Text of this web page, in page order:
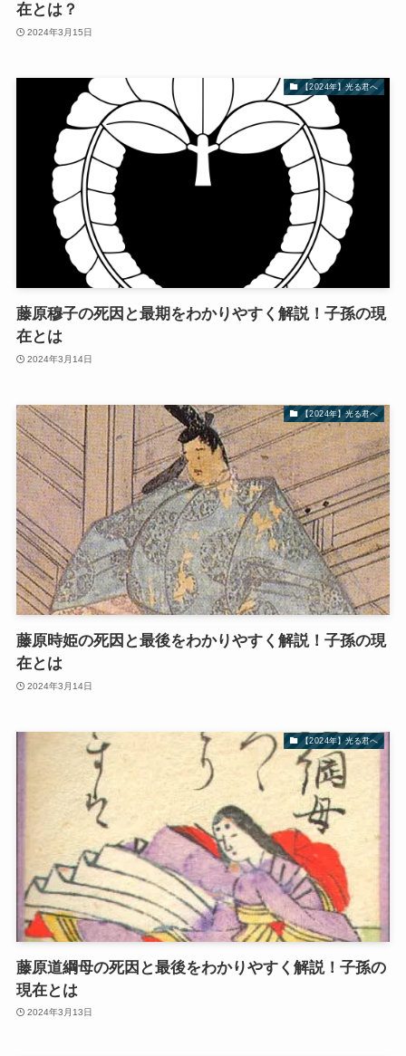
在とは？
2024年3月15日
【2024年】光る君へ
藤原穆子の死因と最期をわかりやすく解説！子孫の現
在とは
2024年3月14日
【2024年】光る君へ
藤原時姫の死因と最後をわかりやすく解説！子孫の現
在とは
2024年3月14日
【2024年】光る君へ
藤原道綱母の死因と最後をわかりやすく解説！子孫の
現在とは
2024年3月13日